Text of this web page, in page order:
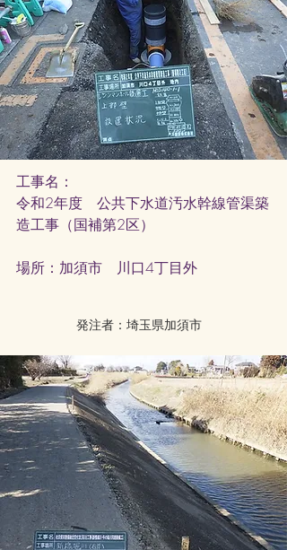
工事名：
令和2年度 公共下水道汚水幹線管渠築
造工事（国補第2区）
​場所：加須市 川口4丁目外
発注者：埼玉県加須市